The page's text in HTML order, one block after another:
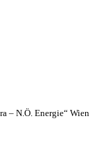
– N.Ö. Energie“ Wien